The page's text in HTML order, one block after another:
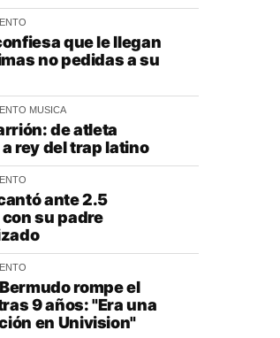
que le llegan
no pedidas a su
MUSICA
de atleta
rey del trap latino
ante 2.5
su padre
rompe el
9 años: "Era una
en Univision"